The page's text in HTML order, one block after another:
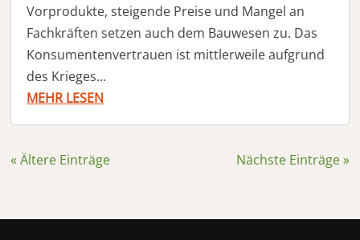
Vorprodukte, steigende Preise und Mangel an
Fachkräften setzen auch dem Bauwesen zu. Das
Konsumentenvertrauen ist mittlerweile aufgrund
des Krieges...
MEHR LESEN
« Ältere Einträge Nächste Einträge »